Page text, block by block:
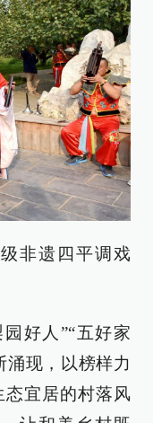
非遗四平调戏
好人”“五好家
涌现，以榜样力
态宜居的村落风